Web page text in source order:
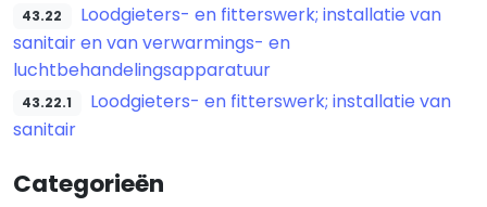
43.22
Loodgieters- en fitterswerk; installatie van
sanitair en van verwarmings- en
luchtbehandelingsapparatuur
43.22.1
Loodgieters- en fitterswerk; installatie van
sanitair
Categorieën